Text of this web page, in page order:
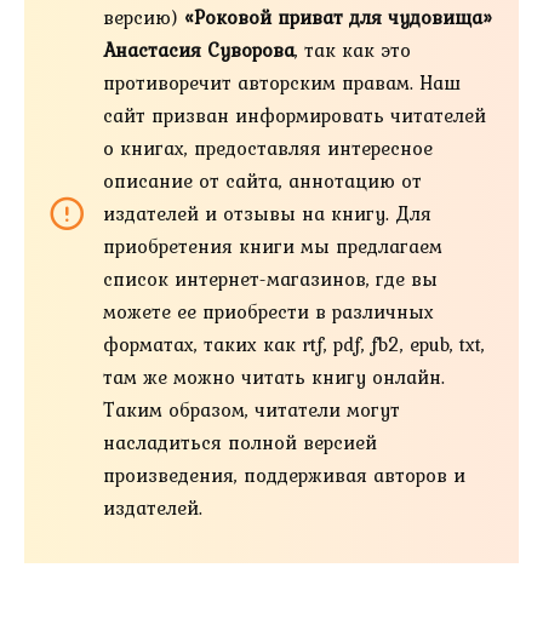
версию) «Роковой приват для чудовища»
Анастасия Суворова, так как это
противоречит авторским правам. Наш
сайт призван информировать читателей
о книгах, предоставляя интересное
описание от сайта, аннотацию от
издателей и отзывы на книгу. Для
приобретения книги мы предлагаем
список интернет-магазинов, где вы
можете ее приобрести в различных
форматах, таких как rtf, pdf, fb2, epub, txt,
там же можно читать книгу онлайн.
Таким образом, читатели могут
насладиться полной версией
произведения, поддерживая авторов и
издателей.